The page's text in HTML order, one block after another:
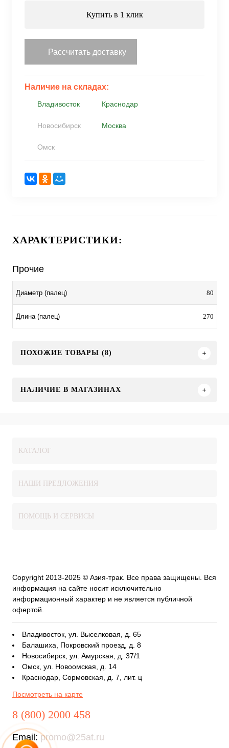
Купить в 1 клик
Рассчитать доставку
Наличие на складах:
Владивосток Краснодар
Новосибирск Москва
Омск
ХАРАКТЕРИСТИКИ:
Прочие
Диаметр (палец) 80
Длина (палец) 270
ПОХОЖИЕ ТОВАРЫ (8)
НАЛИЧИЕ В МАГАЗИНАХ
КАТАЛОГ
НАШИ ПРЕДЛОЖЕНИЯ
ПОМОЩЬ И СЕРВИСЫ
Copyright 2013-2025 © Азия-трак. Все права защищены. Вся
информация на сайте носит исключительно
информационный характер и не является публичной
офертой.
Владивосток, ул. Выселковая, д. 65
Балашиха, Покровский проезд, д. 8
Новосибирск, ул. Амурская, д. 37/1
Омск, ул. Новоомская, д. 14
Краснодар, Сормовская, д. 7, лит. ц
Посмотреть на карте
8 (800) 2000 458
Email: promo@25at.ru